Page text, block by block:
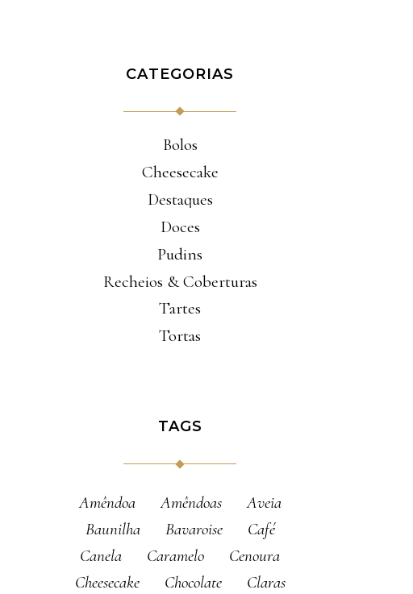
CATEGORIAS
Bolos
Cheesecake
Destaques
Doces
Pudins
Recheios & Coberturas
Tartes
Tortas
TAGS
Amêndoa Amêndoas
Aveia
Baunilha
Bavaroise
Café
Canela
Caramelo
Cenoura
Cheesecake
Chocolate
Claras